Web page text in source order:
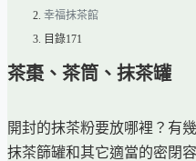
幸福抹茶館
目錄171
茶棗、茶筒、抹茶罐
開封的抹茶粉要放哪裡？有
抹茶篩罐和其它適當的密閉